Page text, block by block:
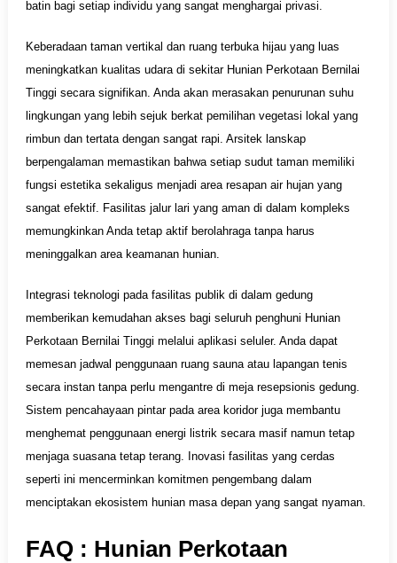
batin bagi setiap individu yang sangat menghargai privasi.
Keberadaan taman vertikal dan ruang terbuka hijau yang luas
meningkatkan kualitas udara di sekitar Hunian Perkotaan Bernilai
Tinggi secara signifikan. Anda akan merasakan penurunan suhu
lingkungan yang lebih sejuk berkat pemilihan vegetasi lokal yang
rimbun dan tertata dengan sangat rapi. Arsitek lanskap
berpengalaman memastikan bahwa setiap sudut taman memiliki
fungsi estetika sekaligus menjadi area resapan air hujan yang
sangat efektif. Fasilitas jalur lari yang aman di dalam kompleks
memungkinkan Anda tetap aktif berolahraga tanpa harus
meninggalkan area keamanan hunian.
Integrasi teknologi pada fasilitas publik di dalam gedung
memberikan kemudahan akses bagi seluruh penghuni Hunian
Perkotaan Bernilai Tinggi melalui aplikasi seluler. Anda dapat
memesan jadwal penggunaan ruang sauna atau lapangan tenis
secara instan tanpa perlu mengantre di meja resepsionis gedung.
Sistem pencahayaan pintar pada area koridor juga membantu
menghemat penggunaan energi listrik secara masif namun tetap
menjaga suasana tetap terang. Inovasi fasilitas yang cerdas
seperti ini mencerminkan komitmen pengembang dalam
menciptakan ekosistem hunian masa depan yang sangat nyaman.
FAQ : Hunian Perkotaan